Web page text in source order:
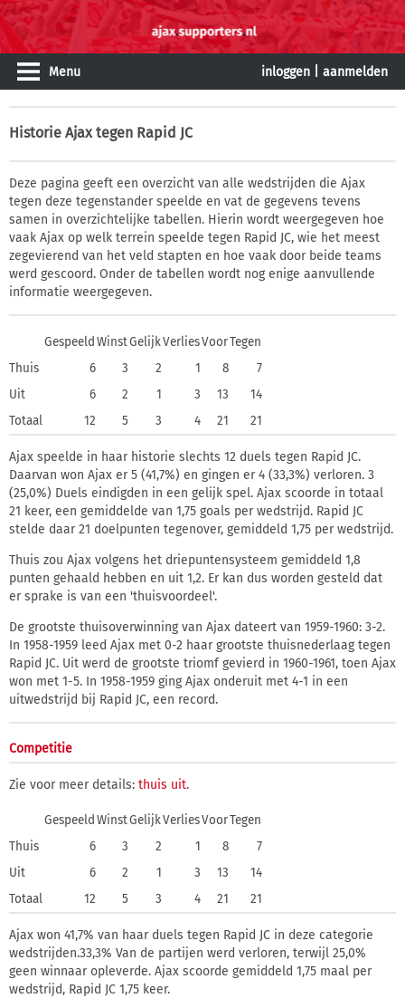
Menu inloggen aanmelden
Historie Ajax tegen Rapid JC
Deze pagina geeft een overzicht van alle wedstrijden die Ajax
tegen deze tegenstander speelde en vat de gegevens tevens
samen in overzichtelijke tabellen. Hierin wordt weergegeven hoe
vaak Ajax op welk terrein speelde tegen Rapid JC, wie het meest
zegevierend van het veld stapten en hoe vaak door beide teams
werd gescoord. Onder de tabellen wordt nog enige aanvullende
informatie weergegeven.
Gespeeld WinstGelijkVerliesVoorTegen
Thuis
6 3 2 1 8
7
Uit
6 2 1 3 13
14
Totaal
12 5 3 4 21 21
Ajax speelde in haar historie slechts 12 duels tegen Rapid JC.
Daarvan won Ajax er 5 (41,7%) en gingen er 4 (33,3%) verloren. 3
(25,0%) Duels eindigden in een gelijk spel. Ajax scoorde in totaal
21 keer, een gemiddelde van 1,75 goals per wedstrijd. Rapid JC
stelde daar 21 doelpunten tegenover, gemiddeld 1,75 per wedstrijd.
Thuis zou Ajax volgens het driepuntensysteem gemiddeld 1,8
punten gehaald hebben en uit 1,2. Er kan dus worden gesteld dat
er sprake is van een 'thuisvoordeel'.
De grootste thuisoverwinning van Ajax dateert van 1959-1960: 3-2.
In 1958-1959 leed Ajax met 0-2 haar grootste thuisnederlaag tegen
Rapid JC. Uit werd de grootste triomf gevierd in 1960-1961, toen Ajax
won met 1-5. In 1958-1959 ging Ajax onderuit met 4-1 in een
uitwedstrijd bij Rapid JC, een record.
Competitie
Zie voor meer details: thuis uit.
Gespeeld WinstGelijkVerliesVoorTegen
Thuis
6 3 2 1 8
7
Uit
6 2 1 3 13
14
Totaal
12 5 3 4 21 21
Ajax won 41,7% van haar duels tegen Rapid JC in deze categorie
wedstrijden.33,3% Van de partijen werd verloren, terwijl 25,0%
geen winnaar opleverde. Ajax scoorde gemiddeld 1,75 maal per
wedstrijd, Rapid JC 1,75 keer.